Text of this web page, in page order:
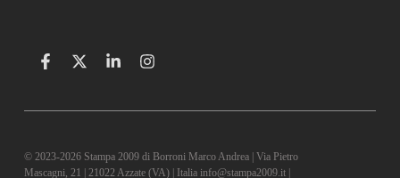
© 2023-2026 Stampa 2009 di Borroni Marco Andrea | Via Pietro
Mascagni, 21 | 21022 Azzate (VA) | Italia info@stampa2009.it |